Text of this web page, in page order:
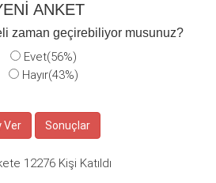
ANKET
zaman geçirebiliyor musunuz?
Evet(56%)
Hayır(43%)
12276 Kişi Katıldı